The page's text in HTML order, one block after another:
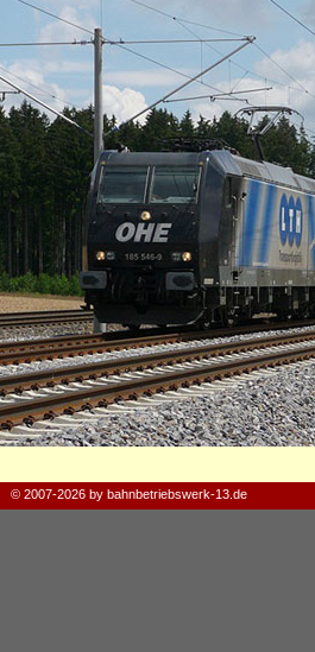
© 2007-2026 by bahnbetriebswerk-13.de